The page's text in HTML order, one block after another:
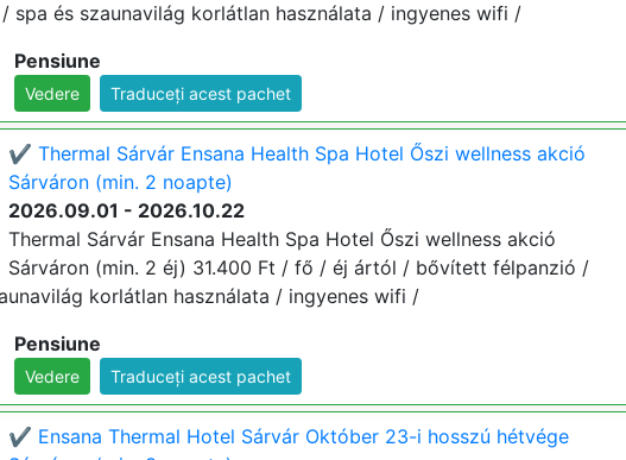
spa és szaunavilág korlátlan használata / ingyenes wifi /
Pensiune
Vedere Traduceți acest pachet
✔️ Thermal Sárvár Ensana Health Spa Hotel Őszi wellness akció
Sárváron (min. 2 noapte)
2026.09.01 - 2026.10.22
Thermal Sárvár Ensana Health Spa Hotel Őszi wellness akció
Sárváron (min. 2 éj) 31.400 Ft / fő / éj ártól / bővített félpanzió /
korlátlan használata / ingyenes wifi /
Pensiune
Vedere Traduceți acest pachet
✔️ Ensana Thermal Hotel Sárvár Október 23-i hosszú hétvége